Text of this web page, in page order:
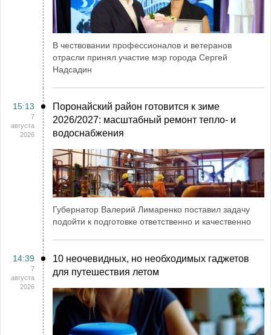
В чествовании профессионалов и ветеранов
отрасли принял участие мэр города Сергей
Надсадин
15:13
7
августа
2026
Поронайский район готовится к зиме
2026/2027: масштабный ремонт тепло- и
водоснабжения
Губернатор Валерий Лимаренко поставил задачу
подойти к подготовке ответственно и качественно
14:39
7
августа
2026
10 неочевидных, но необходимых гаджетов
для путешествия летом